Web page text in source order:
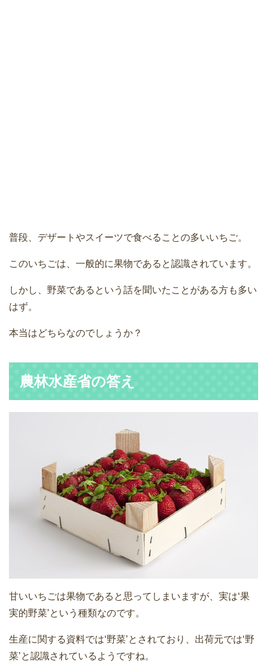
普段、デザートやスイーツで食べることの多いいちご。
このいちごは、一般的に果物であると認識されています。
しかし、野菜であるという話を聞いたことがある方も多い
はず。
本当はどちらなのでしょうか？
農林水産省の答え
甘いいちごは果物であると思ってしまいますが、実は‘果
実的野菜’という種類なのです。
生産に関する資料では‘野菜’とされており、出荷元では‘野
菜’と認識されているようですね。